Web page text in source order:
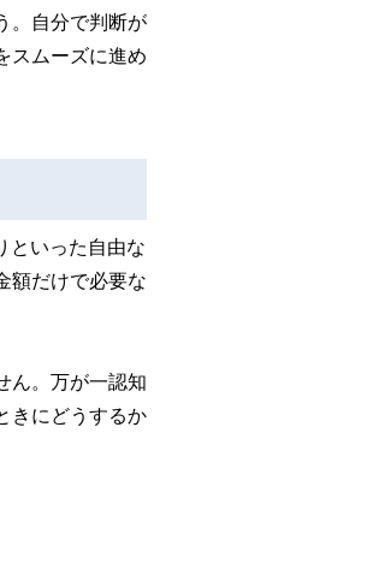
。自分で判断が
スムーズに進め
といった自由な
額だけで必要な
ん。万が一認知
きにどうするか